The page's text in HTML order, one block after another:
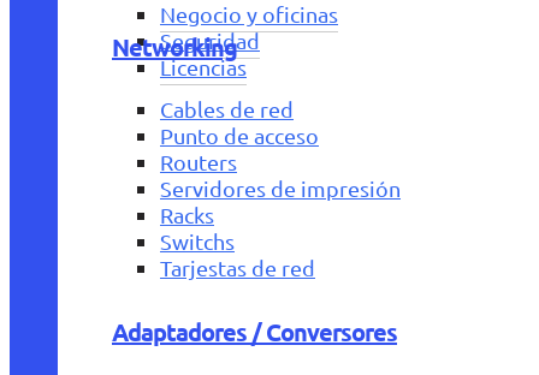
Negocio y oficinas
Seguridad
Licencias
Networking
Cables de red
Punto de acceso
Routers
Servidores de impresión
Racks
Switchs
Tarjestas de red
Adaptadores / Conversores